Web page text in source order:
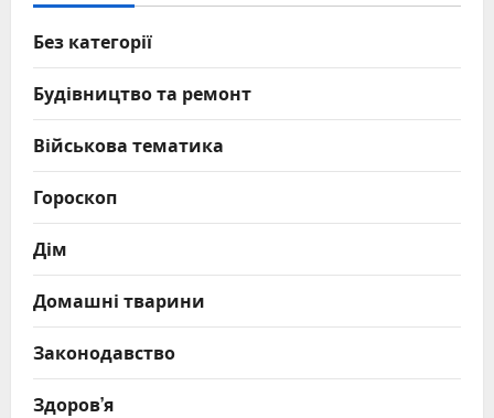
Без категорії
Будівництво та ремонт
Військова тематика
Гороскоп
Дім
Домашні тварини
Законодавство
Здоров’я